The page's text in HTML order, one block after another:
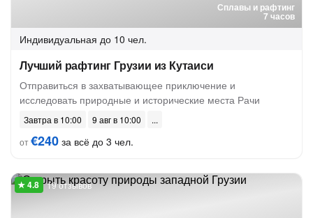
Сплавы и рафтинг
7 часов
Индивидуальная до 10 чел.
Лучший рафтинг Грузии из Кутаиси
Отправиться в захватывающее приключение и
исследовать природные и исторические места Рачи
Завтра в 10:00
9 авг в 10:00
от€240 за всё до 3 чел.
19 отзывов